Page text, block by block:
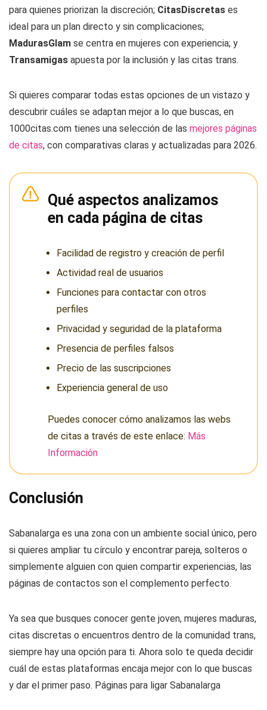
para quienes priorizan la discreción; CitasDiscretas es
ideal para un plan directo y sin complicaciones;
MadurasGlam se centra en mujeres con experiencia; y
Transamigas apuesta por la inclusión y las citas trans.
Si quieres comparar todas estas opciones de un vistazo y
descubrir cuáles se adaptan mejor a lo que buscas, en
1000citas.com tienes una selección de las mejores páginas
de citas, con comparativas claras y actualizadas para 2026.
Qué aspectos analizamos
en cada página de citas
Facilidad de registro y creación de perfil
Actividad real de usuarios
Funciones para contactar con otros
perfiles
Privacidad y seguridad de la plataforma
Presencia de perfiles falsos
Precio de las suscripciones
Experiencia general de uso
Puedes conocer cómo analizamos las webs
de citas a través de este enlace: Más
Información
Conclusión
Sabanalarga es una zona con un ambiente social único, pero
si quieres ampliar tu círculo y encontrar pareja, solteros o
simplemente alguien con quien compartir experiencias, las
páginas de contactos son el complemento perfecto.
Ya sea que busques conocer gente joven, mujeres maduras,
citas discretas o encuentros dentro de la comunidad trans,
siempre hay una opción para ti. Ahora solo te queda decidir
cuál de estas plataformas encaja mejor con lo que buscas
y dar el primer paso. Páginas para ligar Sabanalarga